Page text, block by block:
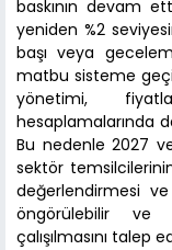
baskının devam
yeniden %2
başı veya
matbu sisteme
yönetimi,
hesaplamalarında
Bu nedenle 2027
sektör
değerlendirmesi
öngörülebilir ve
çalışılmasını talep